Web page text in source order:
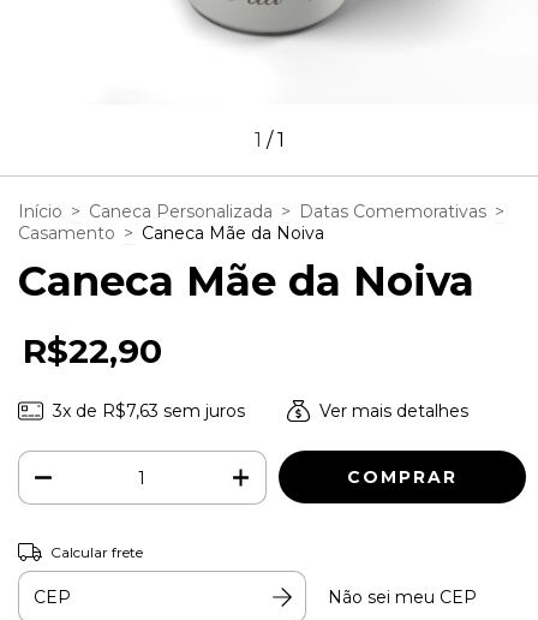
1 /1
Início > Caneca Personalizada > Datas Comemorativas >
Casamento > Caneca Mãe da Noiva
Caneca Mãe da Noiva
R$22,90
3x de R$7,63 sem juros Ver mais detalhes
Calcular frete
Não sei meu CEP